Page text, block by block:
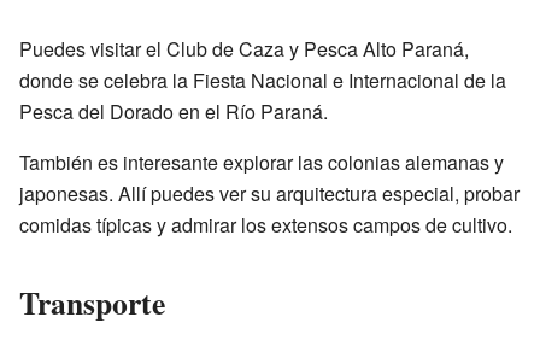
Puedes visitar el Club de Caza y Pesca Alto Paraná,
donde se celebra la Fiesta Nacional e Internacional de la
Pesca del Dorado en el Río Paraná.
También es interesante explorar las colonias alemanas y
japonesas. Allí puedes ver su arquitectura especial, probar
comidas típicas y admirar los extensos campos de cultivo.
Transporte